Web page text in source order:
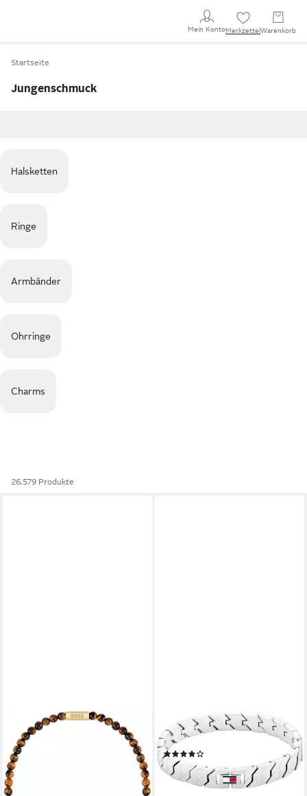
Mein KontoMerkzettel Warenkorb
Startseite
Jungenschmuck
Halsketten
Ringe
Armbänder
Ohrringe
Charms
26.579 Produkte
BOSS
Edelstahlkette SPHERE, mit
Tigerauge
189,00 €
-10%
TOMMY HILFIGER
Armband LARS, mit Emaille
69,00 €
lieferbar - in 1-2 Werktagen bei dir